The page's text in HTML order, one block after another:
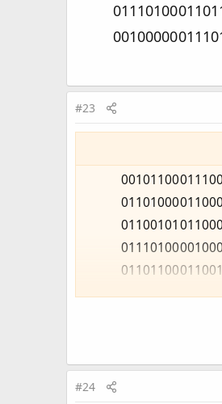
01110101 01100010 01100101 00100000 01100010 01110101 01110100 00100000 01110111 01100001 01101110 01110100
01100101 01100100 00100000 01110100 01101111 00100000 01100011 01101111 01110101 01101110 01110100 00100000
#23
01000100 01100101 01100001 01110010 00100000 01010100 01100001 01100110 01110011 01100101 01100101 01110010 00101100
00100000 01001001 00100000 01100001 01101100 01110010 01100101 01100001 01100100 01111001 00100000 01100011 01101000
01100101 01100011 01101011 01100101 01100100 00100000 01011001 01101111 01110101 01010100 01110101 01100010 01100101
00100000 01100010 01110101 01110100 00100000 01110111 01100001 01101110 01110100 01100101 01100100 00100000 01110100
01101111 00100000 01100011 01101111 01110101 01101110 01110100 00100000 01101101 01111001 01110011 01100101 01101100
#24